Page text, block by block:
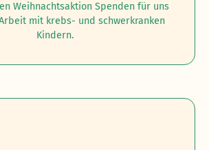
Weihnachtsaktion Spenden für uns
mit krebs- und schwerkranken
Kindern.